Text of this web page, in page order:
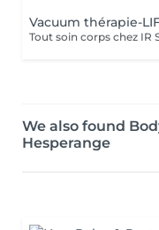
Vacuum thérapie-
We also found
Hesperange